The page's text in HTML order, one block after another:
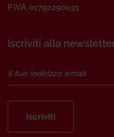
P.IVA 01792290031
Iscriviti alla
Iscriviti